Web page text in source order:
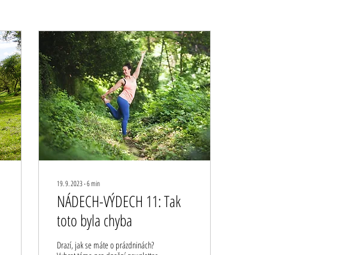
19. 9. 2023∙6min
NÁDECH-VÝDECH 11: Tak
toto byla chyba
Drazí, jak se máte o prázdninách?